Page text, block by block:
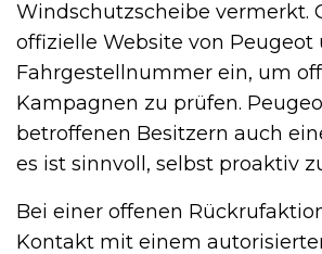
Windschutzscheibe vermerkt.
offizielle Website von Peugeot
Fahrgestellnummer ein, um
Kampagnen zu prüfen.
betroffenen Besitzern auch
es ist sinnvoll, selbst proaktiv
Bei einer offenen
Kontakt mit einem